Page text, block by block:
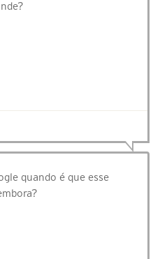
quando é que esse